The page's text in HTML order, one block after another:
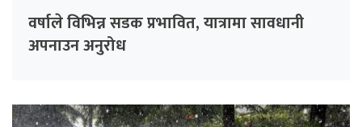
वर्षाले विभिन्न सडक प्रभावित, यात्रामा सावधानी
अपनाउन अनुरोध